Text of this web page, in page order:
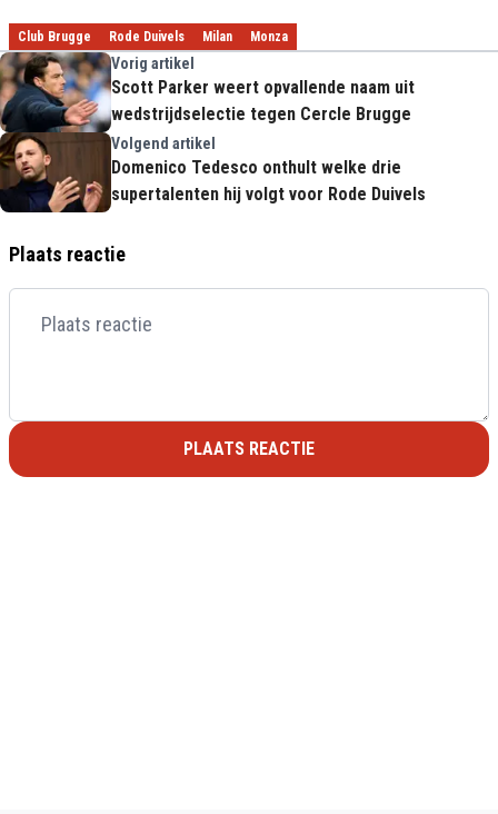
Club Brugge Rode Duivels Milan Monza
Vorig artikel
Scott Parker weert opvallende naam uit
wedstrijdselectie tegen Cercle Brugge
Volgend artikel
Domenico Tedesco onthult welke drie
supertalenten hij volgt voor Rode Duivels
Plaats reactie
PLAATS REACTIE